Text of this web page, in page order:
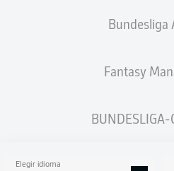
Bundesliga
Fantasy
BUNDESLIGA-
Elegir idioma